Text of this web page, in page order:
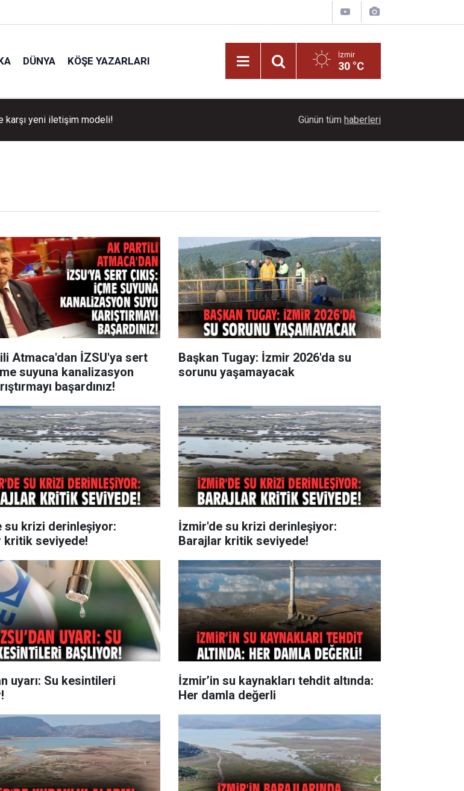
DÜNYA KÖŞE YAZARLARI İzmir
30 °C
karşı yeni iletişim modeli! İzmir Büyükşehir geleceğin voleybolcularını
Günün tüm haberleri
Atmaca'dan İZSU'ya sert
başardınız!
Başkan Tugay: İzmir 2026'da su
sorunu yaşamayacak
su krizi derinleşiyor:
kritik seviyede!
İzmir'de su krizi derinleşiyor:
Barajlar kritik seviyede!
uyarı: Su kesintileri
İzmir’in su kaynakları tehdit altında:
Her damla değerli